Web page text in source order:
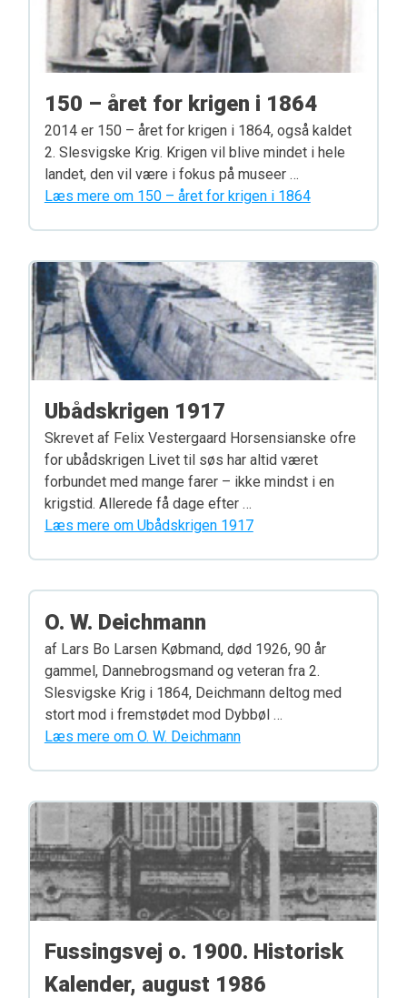
150 – året for krigen i 1864
2014 er 150 – året for krigen i 1864, også kaldet
2. Slesvigske Krig. Krigen vil blive mindet i hele
landet, den vil være i fokus på museer …
Læs mere om 150 – året for krigen i 1864
Ubådskrigen 1917
Skrevet af Felix Vestergaard Horsensianske ofre
for ubådskrigen Livet til søs har altid været
forbundet med mange farer – ikke mindst i en
krigstid. Allerede få dage efter …
Læs mere om Ubådskrigen 1917
O. W. Deichmann
af Lars Bo Larsen Købmand, død 1926, 90 år
gammel, Dannebrogsmand og veteran fra 2.
Slesvigske Krig i 1864, Deichmann deltog med
stort mod i fremstødet mod Dybbøl …
Læs mere om O. W. Deichmann
Fussingsvej o. 1900. Historisk
Kalender, august 1986